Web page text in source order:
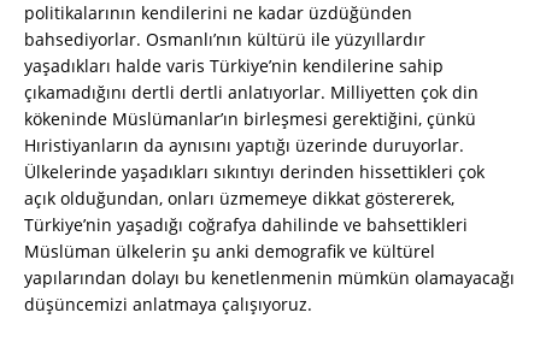
politikalarının kendilerini ne kadar üzdüğünden
bahsediyorlar. Osmanlı’nın kültürü ile yüzyıllardır
yaşadıkları halde varis Türkiye’nin kendilerine sahip
çıkamadığını dertli dertli anlatıyorlar. Milliyetten çok din
kökeninde Müslümanlar’ın birleşmesi gerektiğini, çünkü
Hıristiyanların da aynısını yaptığı üzerinde duruyorlar.
Ülkelerinde yaşadıkları sıkıntıyı derinden hissettikleri çok
açık olduğundan, onları üzmemeye dikkat göstererek,
Türkiye’nin yaşadığı coğrafya dahilinde ve bahsettikleri
Müslüman ülkelerin şu anki demografik ve kültürel
yapılarından dolayı bu kenetlenmenin mümkün olamayacağı
düşüncemizi anlatmaya çalışıyoruz.